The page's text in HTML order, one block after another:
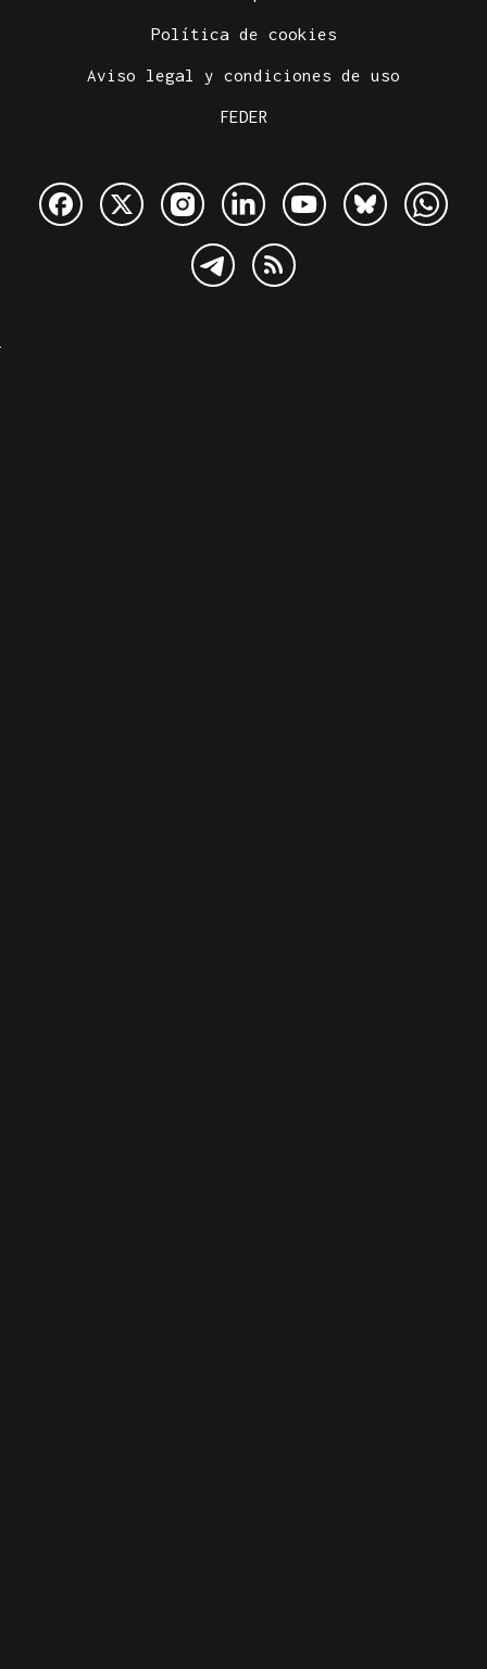
Política de cookies
Aviso legal y condiciones de uso
FEDER